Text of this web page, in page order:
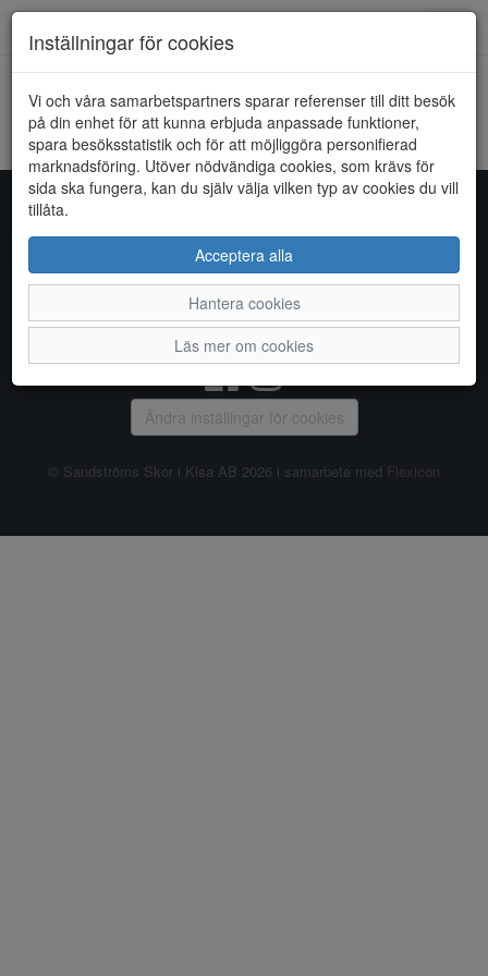
HEM DONNA GIRL
Kunde inte hitta några artiklar...
Inställningar för cookies
Vi och våra samarbetspartners sparar referenser till ditt besök
på din enhet för att kunna erbjuda anpassade funktioner,
spara besöksstatistik och för att möjliggöra personifierad
marknadsföring. Utöver nödvändiga cookies, som krävs för
sida ska fungera, kan du själv välja vilken typ av cookies du vill
tillåta.
Acceptera alla
Hantera cookies
Läs mer om cookies
Sandströms Skor i Kisa AB
Storgatan 14, 590 38 KISA, Telefon:
| Om oss Kontakta oss
Ändra inställingar för cookies
© Sandströms Skor i Kisa AB 2026 i samarbete med Flexicon